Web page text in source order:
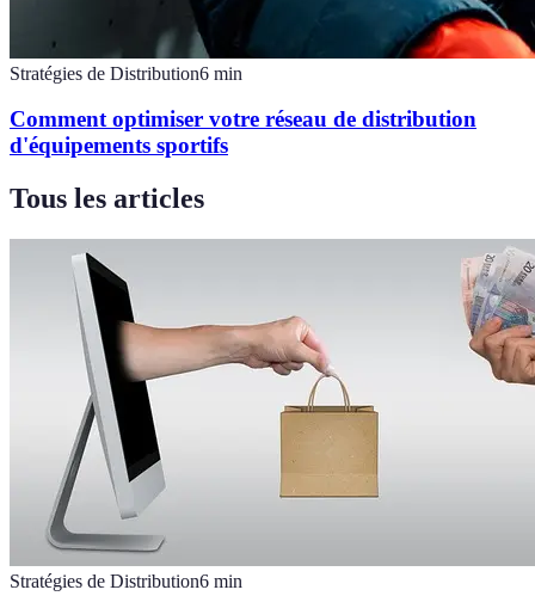
Stratégies de Distribution6 min
Comment optimiser votre réseau de distribution
d'équipements sportifs
Tous les articles
Stratégies de Distribution6 min